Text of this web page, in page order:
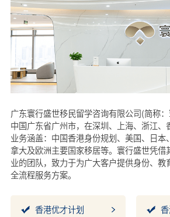
广东寰行盛世移民留学咨询有限公司(简称
中国广东省广州市，在深圳、上海、浙江、
业务涵盖：中国香港身份规划、美国、日本
拿大及欧洲主要国家移居等。寰行盛世凭借
业的团队，致力于为广大客户提供身份、教
全流程服务方案。
香港优才计划 香